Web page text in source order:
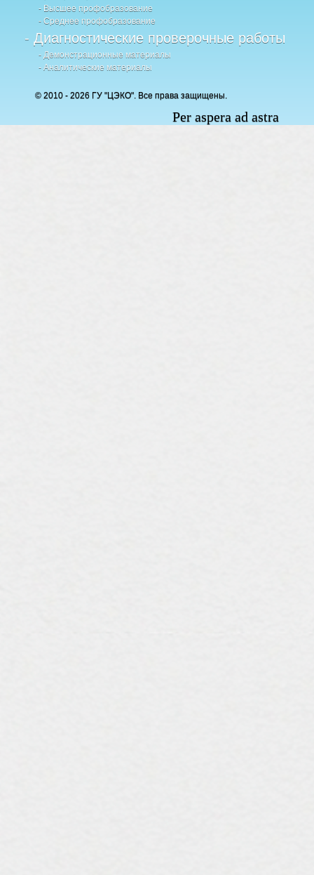
- Высшее профобразование
- Среднее профобразование
- Диагностические проверочные работы
- Демонстрационные материалы
- Аналитические материалы
© 2010 - 2026 ГУ "ЦЭКО". Все права защищены.
Per aspera ad astra